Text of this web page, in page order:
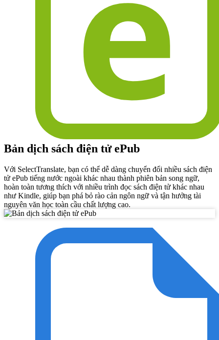
Bản dịch sách điện tử ePub
Với SelectTranslate, bạn có thể dễ dàng chuyển đổi nhiều sách điện
tử ePub tiếng nước ngoài khác nhau thành phiên bản song ngữ,
hoàn toàn tương thích với nhiều trình đọc sách điện tử khác nhau
như Kindle, giúp bạn phá bỏ rào cản ngôn ngữ và tận hưởng tài
nguyên văn học toàn cầu chất lượng cao.